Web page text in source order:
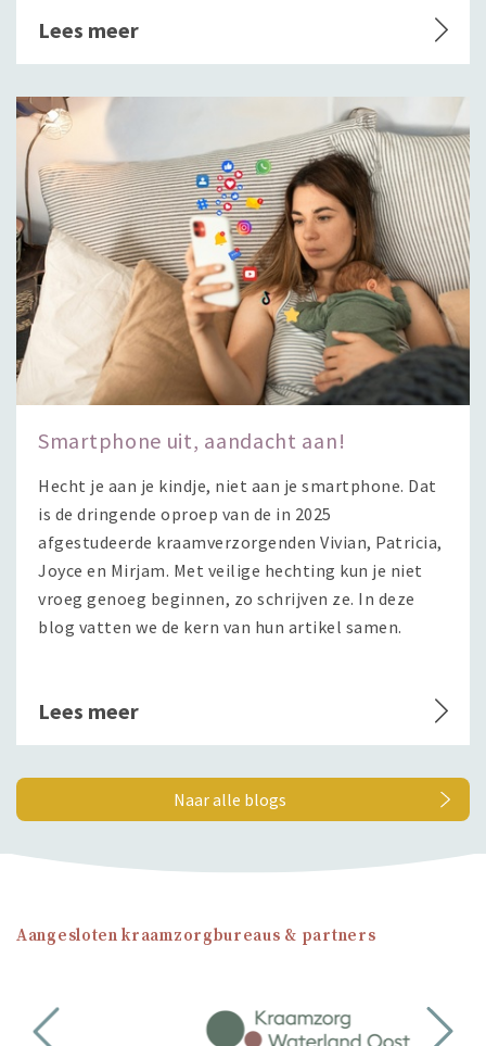
Lees meer
Smartphone uit, aandacht aan!
Hecht je aan je kindje, niet aan je smartphone. Dat
is de dringende oproep van de in 2025
afgestudeerde kraamverzorgenden Vivian, Patricia,
Joyce en Mirjam. Met veilige hechting kun je niet
vroeg genoeg beginnen, zo schrijven ze. In deze
blog vatten we de kern van hun artikel samen.
Lees meer
Naar alle blogs
Aangesloten kraamzorgbureaus & partners